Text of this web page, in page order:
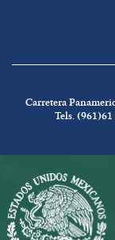
Carretera
Tels.